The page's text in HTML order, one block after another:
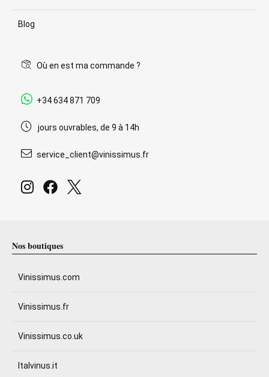
Blog
Où en est ma commande ?
+34 634 871 709
jours ouvrables, de 9 à 14h
service_client@vinissimus.fr
Nos boutiques
Vinissimus.com
Vinissimus.fr
Vinissimus.co.uk
Italvinus.it